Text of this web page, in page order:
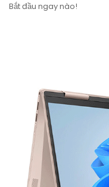
Bắt đầu ngay nào!